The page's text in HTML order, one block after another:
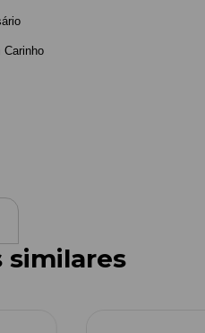
Carinho
similares